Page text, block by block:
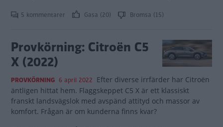
5 kommentarer Gasa (20) Bromsa (15)
Provkörning: Citroën C5
X (2022)
PROVKÖRNING 6 april 2022 Efter diverse irrfärder har Citroën
äntligen hittat hem. Flaggskeppet C5 X är ett klassiskt
franskt landsvägslok med avspänd attityd och massor av
komfort. Frågan är om kunderna finns kvar?